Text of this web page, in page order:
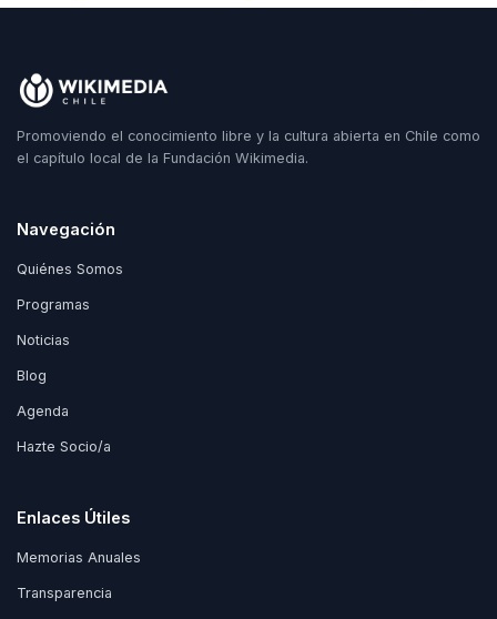
Promoviendo el conocimiento libre y la cultura abierta en Chile como
el capítulo local de la Fundación Wikimedia.
Navegación
Quiénes Somos
Programas
Noticias
Blog
Agenda
Hazte Socio/a
Enlaces Útiles
Memorias Anuales
Transparencia